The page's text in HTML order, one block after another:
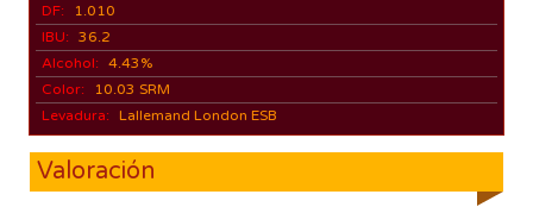
DF:
1.010
IBU: 36.2
Alcohol: 4.43%
Color:
10.03 SRM
Levadura: Lallemand London ESB
Valoración